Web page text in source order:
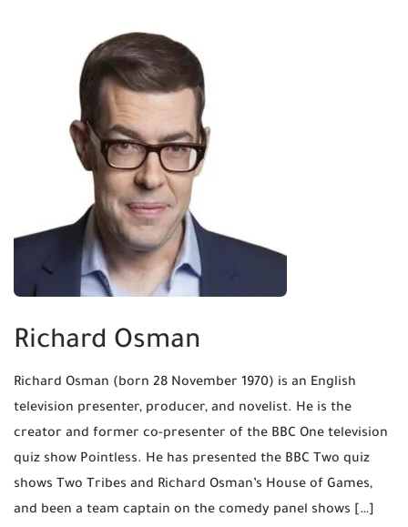
Richard Osman
Richard Osman (born 28 November 1970) is an English
television presenter, producer, and novelist. He is the
creator and former co-presenter of the BBC One television
quiz show Pointless. He has presented the BBC Two quiz
shows Two Tribes and Richard Osman’s House of Games,
and been a team captain on the comedy panel shows […]